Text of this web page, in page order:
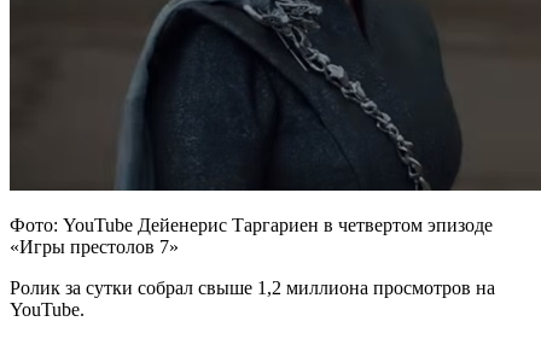
Фото: YouTube Дейенерис Таргариен в четвертом эпизоде
«Игры престолов 7»
Ролик за сутки собрал свыше 1,2 миллиона просмотров на
YouTube.